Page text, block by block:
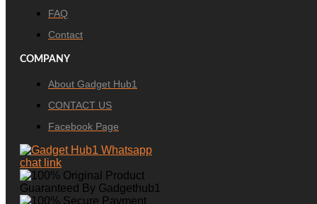
FAQ
Contact
COMPANY
About Gadget Hub1
CONTACT US
Facebook Page